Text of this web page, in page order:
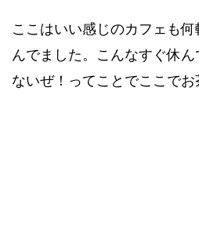
ここはいい感じのカフェも
んでました。こんなすぐ休
ないぜ！ってことでここでお